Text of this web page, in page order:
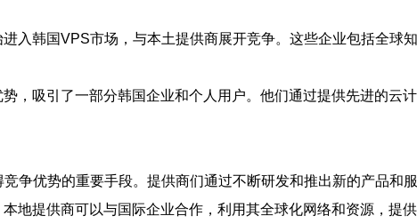
入韩国VPS市场，与本土提供商展开竞争。这些企业包括全球
，吸引了一部分韩国企业和个人用户。他们通过提供先进的云
争优势的重要手段。提供商们通过不断研发和推出新的产品和
地提供商可以与国际企业合作，利用其全球化网络和资源，提